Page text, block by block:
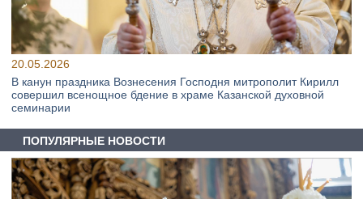
20.05.2026
В канун праздника Вознесения Господня митрополит Кирилл
совершил всенощное бдение в храме Казанской духовной
семинарии
ПОПУЛЯРНЫЕ НОВОСТИ